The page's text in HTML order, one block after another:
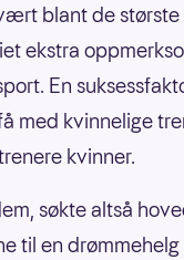
blant de
ekstra
En
med kvinnelige
kvinner.
søkte altså
til en